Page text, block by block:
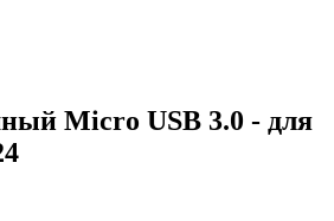
Micro USB 3.0 - для